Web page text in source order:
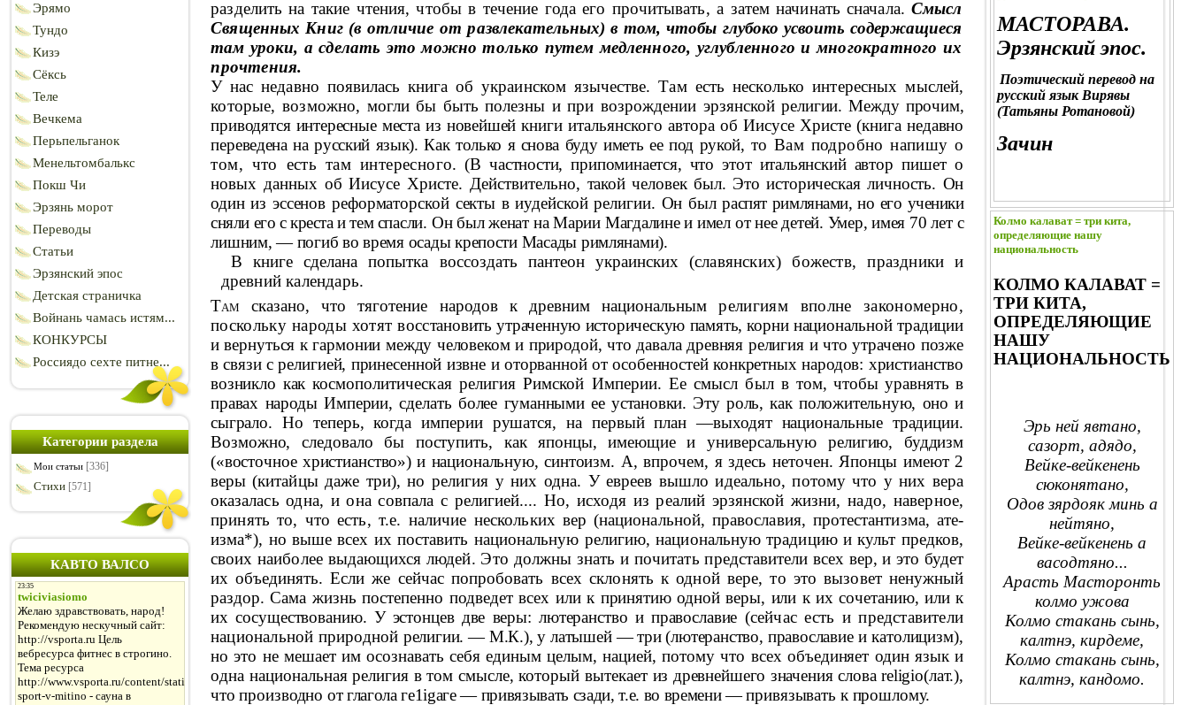
Эрямо
Тундо
Кизэ
Сёксь
Теле
Вечкема
Перьпельганок
Менельтомбалькс
Покш Чи
Эрзянь морот
Переводы
Статьи
Эрзянский эпос
Детская страничка
Войнань чамась истям...
КОНКУРСЫ
Россиядо сехте питне...
Категории раздела
Мои статьи [336]
Стихи [571]
КАВТО ВАЛСО
разделить на такие чтения, чтобы в течение года его прочитывать, а затем начи­нать сначала.Смысл
Священных Книг (в отличие от развле­кательных) в том, чтобы глубоко усвоить содержащиеся
там уроки, а сделать это можно только путем медленного, углубленного и многократного их
прочтения.
У нас недавно появилась книга об украинском язычестве.Там есть несколько интересных мыслей,
которые, возмож­но, могли бы быть полезны и при возрождении эрзянской религии.Между прочим,
приводятся интересные места из новейшейкниги итальянского автора об Иисусе Христе (книга недавно
переведена на русский язык). Как только я снова буду иметь ее под рукой, то Вам подробно напишу о
том, что есть там интересного. (В частности, припоминается, что этот итальянский автор пишет о
новых данных об Иисусе Христе. Действительно, такой человек был. Это историческая личность. Он
один из эссенов реформаторской секты в иудейской религии. Он былраспят римлянами, но его ученики
сняли его с креста и темспасли. Он был женат на Марии Магдалине и имел от нее детей. Умер, имея 70лет с
лишним,—погиб во время осады крепости Масады римлянами).
Вкниге сделана попытка воссоздать пантеон украинских (славянских) божеств, праздники и
древний календарь.
Тамсказано, что тяготение народов к древним национальнымрелигиям вполне закономерно,
поскольку народы хотят восстановить утраченную историческую память, корни национальной традиции
и вернуться к гармонии между человеком и природой, что давала древняя религия и что утрачено позже
в связи с религией, принесенной извне и оторванной от особенностей конкретных народов: христианство
возникло как кос­мополитическая религия Римской Империи. Ее смысл был в том, чтобы уравнять в
правах народы Империи, сделать более гуманными ее установки. Эту роль, как положительную, оно и
сыграло. Но теперь, когда империи рушатся, на первый план —выходят национальные традиции.
Возможно, следовало бы поступить, как японцы, имеющие и универсальную религию, буддизм
(«восточное христианство») и национальную, синто­изм. А, впрочем, я здесь неточен. Японцы имеют 2
веры (ки­тайцы даже три), но религия у них одна. У евреев вышло идеально, потому что у них вера
оказалась одна, и она со­впала с религией.... Но, исходя из реалий эрзянской жизни,надо, наверное,
принять то, что есть, т.е. наличие несколь­ких вер (национальной, православия, протестантизма, ате­
изма*), но выше всех их поставить национальную религию, национальную традицию и культ предков,
своих наиболее выдающихся людей. Это должны знать и почитать предста­вители всех вер, и это будет
их объединять. Если же сейчас попробовать всех склонять к одной вере, то это вызовет не­нужный
раздор. Сама жизнь постепенно подведет всех или к принятию одной веры, или к их сочетанию, или к
их сосуще­ствованию. У эстонцев две веры: лютеранство и православие (сейчас есть и представители
национальной природной религии. —М.К.), улатышей — три (лютеранство, правосла­вие и католицизм),
но это не мешает им осознавать себя единым целым, нацией, потому что всех объединяет один язык и
одна национальная религия в том смысле, который вытекает из древнейшего значения слова religio(лат.),
что производноот глагола ге1igаге — привязывать сзади, т.е. во времени —привязывать к прошлому.
МАСТОРАВА.
Эрзянский эпос.
Поэтический перевод на
русский язык Вирявы
(Татьяны Ротановой)
Зачин
Колмо калават = три кита,
определяющие нашу
национальность
КОЛМО КАЛАВАТ =
ТРИ КИТА,
ОПРЕДЕЛЯЮЩИЕ
НАШУ
НАЦИОНАЛЬНОСТЬ
Эрь ней явтано,
сазорт, адядо,
Вейке-вейкенень
сюконятано,
Одов зярдояк минь а
нейтяно,
Вейке-вейкенень а
васодтяно...
Арасть Масторонть
колмо ужова
Колмо стакань сынь,
калтнэ, кирдеме,
Колмо стакань сынь,
калтнэ, кандомо.